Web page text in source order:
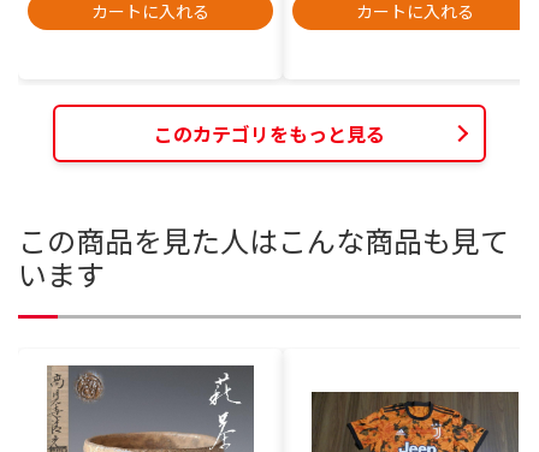
カートに入れる カートに入れる
このカテゴリをもっと見る
この商品を見た人はこんな商品も見て
います